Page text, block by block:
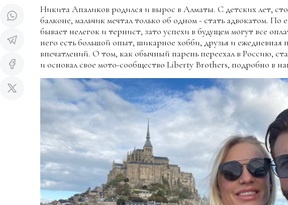
Никита Апаликов родился и вырос в Алматы. С детских лет,
балконе, мальчик мечтал только об одном - стать адвокатом. По
бывает нелегок и тернист, зато успехи в будущем могут все
него есть большой опыт, шикарное хобби, друзья и ежедневная
впечатлений. О том, как обычный парень переехал в Россию,
и основал свое мото-сообщество Liberty Brothers, подробно в